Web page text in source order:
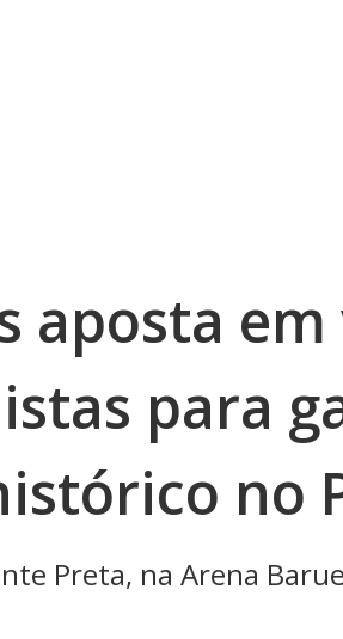
aposta
para
no
Preta, na Arena